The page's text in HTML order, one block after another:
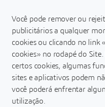
Você pode remover ou
publicitários a qualquer
cookies ou clicando no link
cookies» no rodapé do
certos cookies, algumas
sites e aplicativos podem
você poderá enfrentar
utilização.